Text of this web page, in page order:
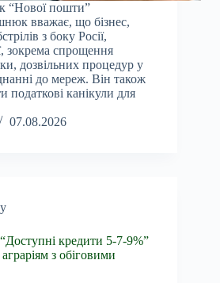
“Нової пошти”
вважає, що бізнес,
з боку Росії,
зокрема спрощення
дозвільних процедур у
до мереж. Він також
податкові канікули для
07.08.2026
кредити 5-7-9%”
з обіговими